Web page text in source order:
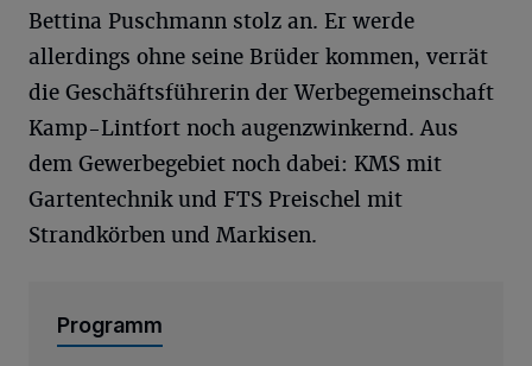
Bettina Puschmann stolz an. Er werde
allerdings ohne seine Brüder kommen, verrät
die Geschäftsführerin der Werbegemeinschaft
Kamp-Lintfort noch augenzwinkernd. Aus
dem Gewerbegebiet noch dabei: KMS mit
Gartentechnik und FTS Preischel mit
Strandkörben und Markisen.
Programm